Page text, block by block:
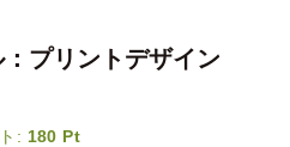
プリントデザイン
: 180 Pt